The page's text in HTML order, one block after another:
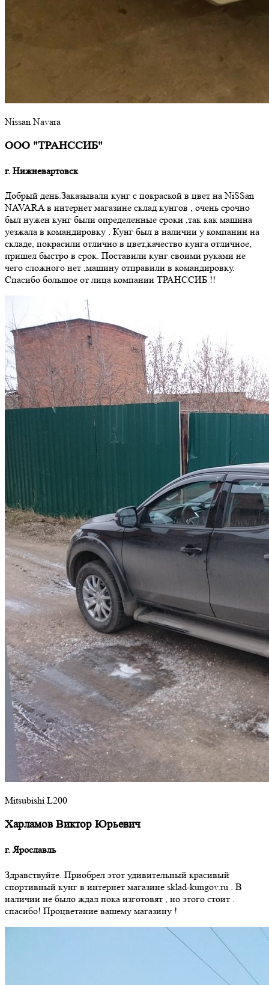
Nissan Navara
ООО "ТРАНССИБ"
г. Нижневартовск
Добрый день.Заказывали кунг с покраской в цвет на NiSSan
NAVARA в интернет магазине склад кунгов , очень срочно
был нужен кунг были определенные сроки ,так как машина
уезжала в командировку . Кунг был в наличии у компании на
складе, покрасили отлично в цвет,качество кунга отличное,
пришел быстро в срок. Поставили кунг своими руками не
чего сложного нет ,машину отправили в командировку.
Спасибо большое от лица компании ТРАНССИБ !!
Mitsubishi L200
Харламов Виктор Юрьевич
г. Ярославль
Здравствуйте. Приобрел этот удивительный красивый
спортивный кунг в интернет магазине sklad-kungov.ru . В
наличии не было ждал пока изготовят , но этого стоит .
спасибо! Процветание вашему магазину !